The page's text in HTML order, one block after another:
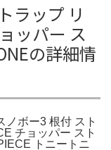
ラップ リ
ッパー ス
の詳細情
ノボー3 根付 スト
チョッパー スト
トニートニ